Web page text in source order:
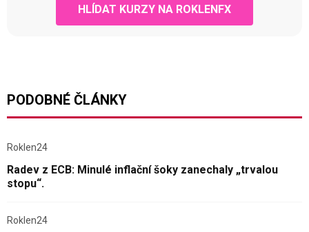
HLÍDAT KURZY NA ROKLENFX
PODOBNÉ ČLÁNKY
Roklen24
Radev z ECB: Minulé inflační šoky zanechaly „trvalou
stopu“.
Roklen24